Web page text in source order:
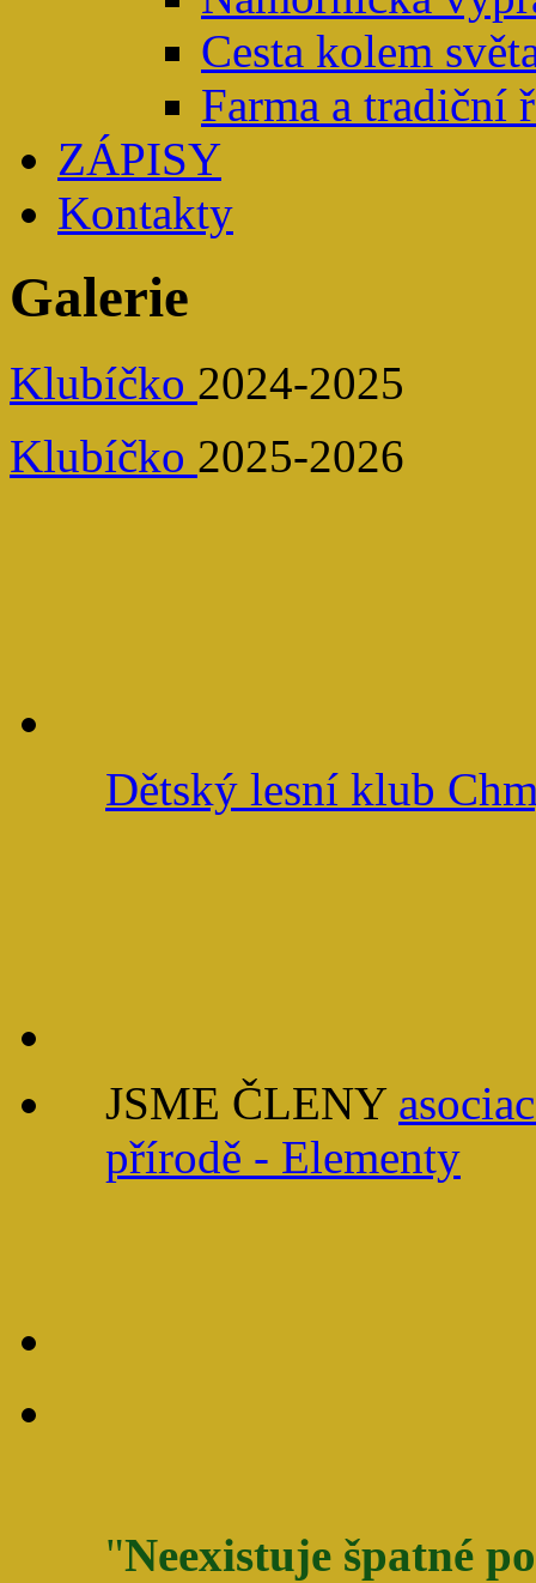
Cesta kolem
Farma a tradiční
ZÁPISY
Kontakty
Galerie
Klubíčko 2024-2025
Klubíčko 2025-2026
Dětský lesní klub
JSME ČLENY
přírodě - Elementy
"Neexistuje špatné